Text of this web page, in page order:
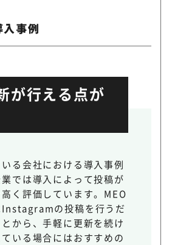
入事例
が行える点が
る会社における導入事例
では導入によって投稿が
く評価しています。MEO
Instagramの投稿を行うだ
から、手軽に更新を続け
いる場合にはおすすめの